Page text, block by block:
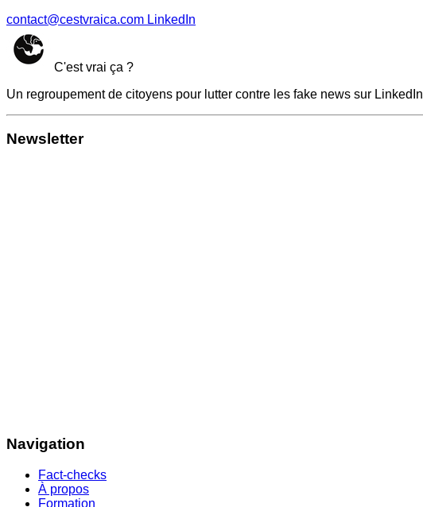
contact@cestvraica.com LinkedIn
C'est vrai ça ?
Un regroupement de citoyens pour lutter contre les fake news sur LinkedIn
Newsletter
Navigation
Fact-checks
À propos
Formation